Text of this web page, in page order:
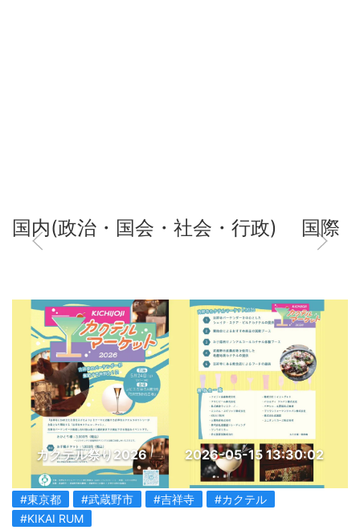
国内(政治・国会・社会・行政) 国際
カクテル祭り2026 2026-05-15 13:30:02
#東京都 #武蔵野市 #吉祥寺
#カクテル
#KIKAI RUM